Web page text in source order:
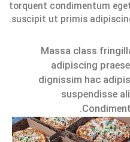
torquent condimentum
suscipit ut primis
Massa class
adipiscing
dignissim hac
suspendisse